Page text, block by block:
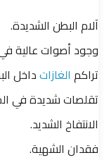
آلام البطن الشديدة.
وجود أصوات عالية
تراكم الغازاتداخل
تقلصات شديدة في
الانتفاخ الشديد.
فقدان الشهية.